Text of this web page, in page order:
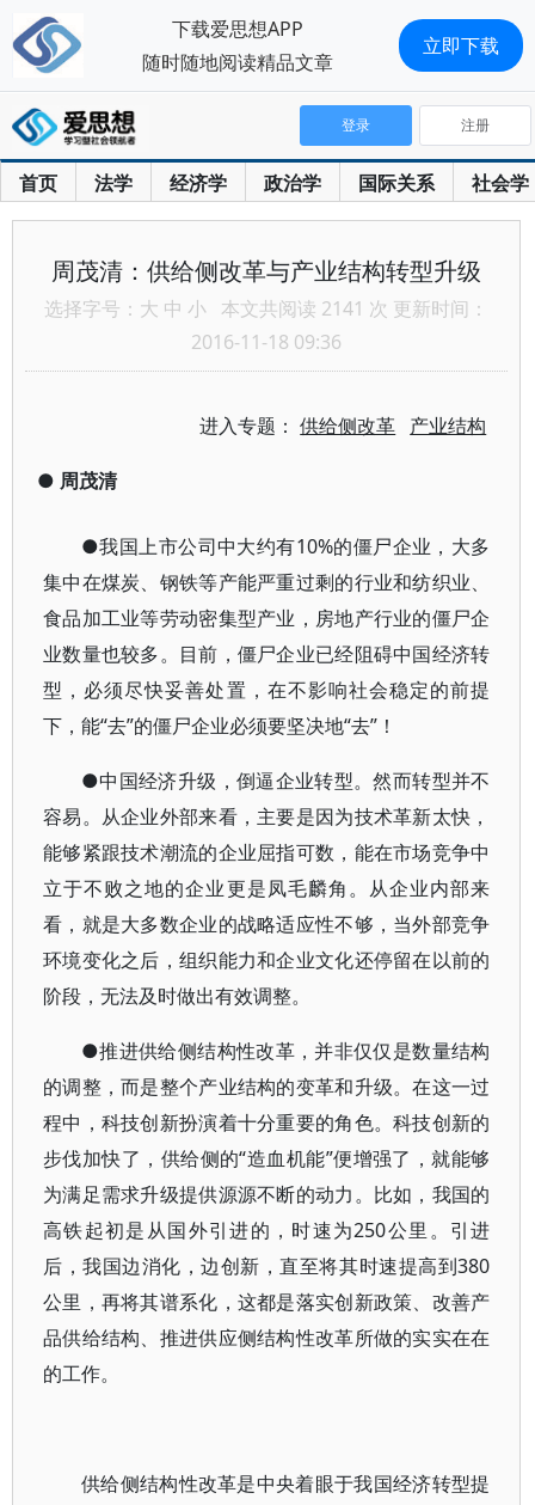
首页 法学 经济学 政治学 国际关系 社会学
登录 注册
周茂清：供给侧改革与产业结构转型升级
选择字号： 大 中 小 本文共阅读 2141 次 更新时间：
2016-11-18 09:36
进入专题：供给侧改革 产业结构
● 周茂清
●我国上市公司中大约有10%的僵尸企业，大多
集中在煤炭、钢铁等产能严重过剩的行业和纺织业、
食品加工业等劳动密集型产业，房地产行业的僵尸企
业数量也较多。目前，僵尸企业已经阻碍中国经济转
型，必须尽快妥善处置，在不影响社会稳定的前提
下，能“去”的僵尸企业必须要坚决地“去”！
●中国经济升级，倒逼企业转型。然而转型并不
容易。从企业外部来看，主要是因为技术革新太快，
能够紧跟技术潮流的企业屈指可数，能在市场竞争中
立于不败之地的企业更是凤毛麟角。从企业内部来
看，就是大多数企业的战略适应性不够，当外部竞争
环境变化之后，组织能力和企业文化还停留在以前的
阶段，无法及时做出有效调整。
●推进供给侧结构性改革，并非仅仅是数量结构
的调整，而是整个产业结构的变革和升级。在这一过
程中，科技创新扮演着十分重要的角色。科技创新的
步伐加快了，供给侧的“造血机能”便增强了，就能够
为满足需求升级提供源源不断的动力。比如，我国的
高铁起初是从国外引进的，时速为250公里。引进
后，我国边消化，边创新，直至将其时速提高到380
公里，再将其谱系化，这都是落实创新政策、改善产
品供给结构、推进供应侧结构性改革所做的实实在在
的工作。
供给侧结构性改革是中央着眼于我国经济转型提
下载爱思想APP
随时随地阅读精品文章
立即下载